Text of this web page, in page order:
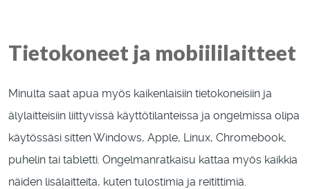
Tietokoneet ja mobiililaitteet
Minulta saat apua myös kaikenlaisiin tietokoneisiin ja
älylaitteisiin liittyvissä käyttötilanteissa ja ongelmissa olipa
käytössäsi sitten Windows, Apple, Linux, Chromebook,
puhelin tai tabletti. Ongelmanratkaisu kattaa myös kaikkia
näiden lisälaitteita, kuten tulostimia ja reitittimiä.